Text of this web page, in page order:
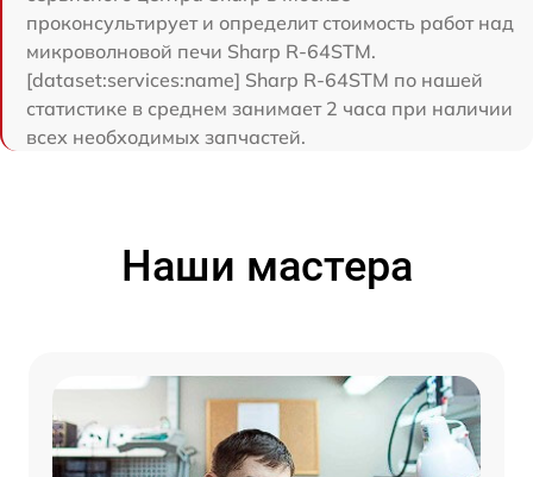
проконсультирует и определит стоимость работ над
микроволновой печи Sharp R-64STM.
[dataset:services:name] Sharp R-64STM по нашей
статистике в среднем занимает 2 часа при наличии
всех необходимых запчастей.
Наши мастера